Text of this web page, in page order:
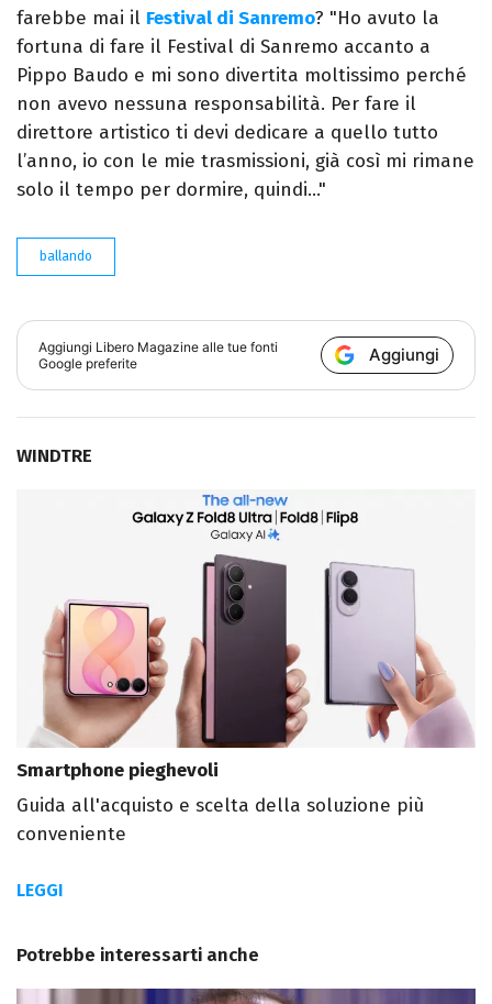
farebbe mai il Festival di Sanremo? "Ho avuto la
fortuna di fare il Festival di Sanremo accanto a
Pippo Baudo e mi sono divertita moltissimo perché
non avevo nessuna responsabilità. Per fare il
direttore artistico ti devi dedicare a quello tutto
l’anno, io con le mie trasmissioni, già così mi rimane
solo il tempo per dormire, quindi…"
ballando
Aggiungi Libero Magazine alle tue fonti
Google preferite
Aggiungi
WINDTRE
Smartphone pieghevoli
Guida all'acquisto e scelta della soluzione più
conveniente
LEGGI
Potrebbe interessarti anche